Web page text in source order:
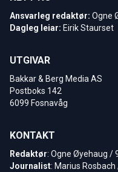
Ansvarleg redaktør: Ogne
Dagleg leiar: Eirik Staurset
UTGIVAR
Bakkar & Berg Media AS
Postboks 142
6099 Fosnavåg
KONTAKT
Redaktør: Ogne Øyehaug /
Journalist: Marius